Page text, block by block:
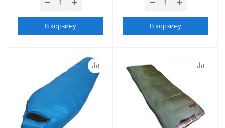
В корзину В корзину